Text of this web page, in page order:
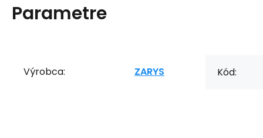
Parametre
Výrobca: ZARYS Kód: